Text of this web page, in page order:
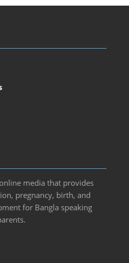
media that provides
pregnancy, birth, and
for Bangla speaking